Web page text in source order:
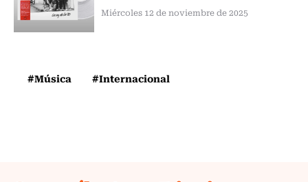
Miércoles 12 de noviembre de 2025
#Música #Internacional